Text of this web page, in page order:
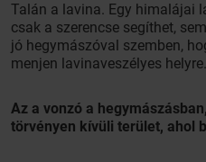
Talán a lavina. Egy himalájai
csak a szerencse segíthet,
jó hegymászóval szemben,
menjen lavinaveszélyes
Az a vonzó a
törvényen kívüli terület, ahol